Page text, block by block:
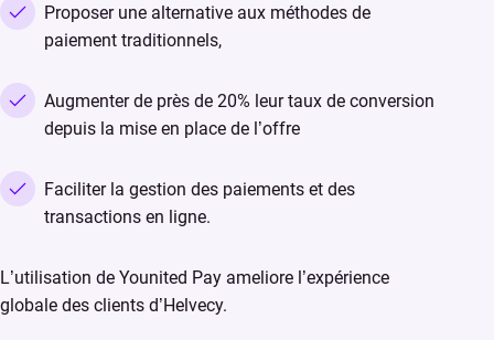
Proposer une alternative aux méthodes de
paiement traditionnels,
Augmenter de près de 20% leur taux de conversion
depuis la mise en place de l’offre
Faciliter la gestion des paiements et des
transactions en ligne.
L’utilisation de Younited Pay ameliore l’expérience
globale des clients d’Helvecy.